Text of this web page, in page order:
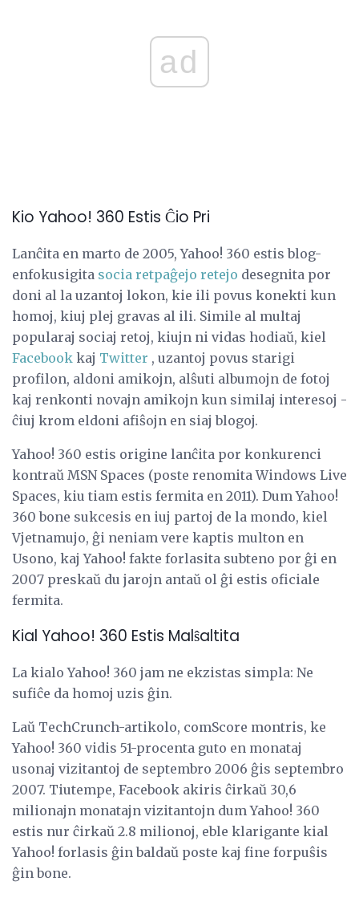
ad
Kio Yahoo! 360 Estis Ĉio Pri
Lanĉita en marto de 2005, Yahoo! 360 estis blog-
enfokusigita socia retpaĝejo retejo desegnita por
doni al la uzantoj lokon, kie ili povus konekti kun
homoj, kiuj plej gravas al ili. Simile al multaj
popularaj sociaj retoj, kiujn ni vidas hodiaŭ, kiel
Facebook kaj Twitter , uzantoj povus starigi
profilon, aldoni amikojn, alŝuti albumojn de fotoj
kaj renkonti novajn amikojn kun similaj interesoj -
ĉiuj krom eldoni afiŝojn en siaj blogoj.
Yahoo! 360 estis origine lanĉita por konkurenci
kontraŭ MSN Spaces (poste renomita Windows Live
Spaces, kiu tiam estis fermita en 2011). Dum Yahoo!
360 bone sukcesis en iuj partoj de la mondo, kiel
Vjetnamujo, ĝi neniam vere kaptis multon en
Usono, kaj Yahoo! fakte forlasita subteno por ĝi en
2007 preskaŭ du jarojn antaŭ ol ĝi estis oficiale
fermita.
Kial Yahoo! 360 Estis Malŝaltita
La kialo Yahoo! 360 jam ne ekzistas simpla: Ne
sufiĉe da homoj uzis ĝin.
Laŭ TechCrunch-artikolo, comScore montris, ke
Yahoo! 360 vidis 51-procenta guto en monataj
usonaj vizitantoj de septembro 2006 ĝis septembro
2007. Tiutempe, Facebook akiris ĉirkaŭ 30,6
milionajn monatajn vizitantojn dum Yahoo! 360
estis nur ĉirkaŭ 2.8 milionoj, eble klarigante kial
Yahoo! forlasis ĝin baldaŭ poste kaj fine forpuŝis
ĝin bone.